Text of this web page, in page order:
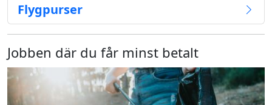
Flygpurser
Jobben där du får minst betalt